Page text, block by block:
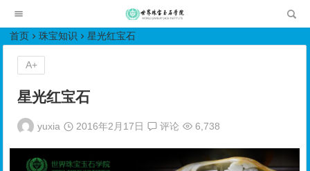
首页 珠宝知识 星光红宝石
星光红宝石
yuxia 2016年2月17日 评论 6,738
A+